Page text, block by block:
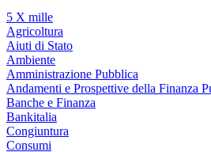
5 X mille
Agricoltura
Aiuti di Stato
Ambiente
Amministrazione Pubblica
Andamenti e Prospettive della Finanza
Banche e Finanza
Bankitalia
Congiuntura
Consumi